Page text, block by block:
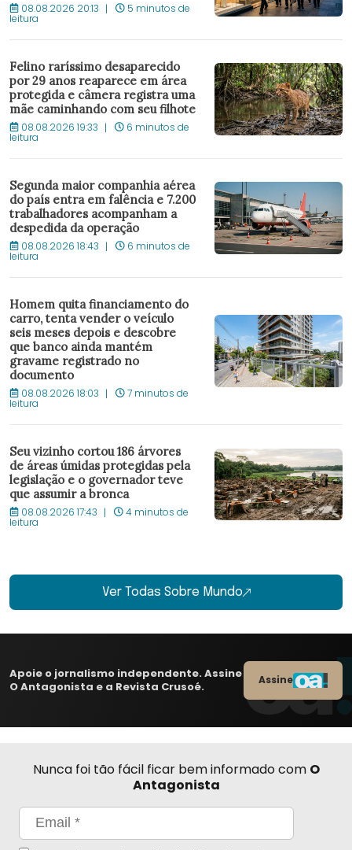
08.08.2026 20:13 5 minutos de
leitura
Felino raríssimo desaparecido
por 29 anos reaparece em área
protegida e câmera registra uma
mãe caminhando com seu filhote
08.08.2026 19:33 6 minutos de
leitura
Segunda maior companhia aérea
do país entra em falência e 7.200
trabalhadores acompanham a
despedida da operação
08.08.2026 18:43 6 minutos de
leitura
Homem quita financiamento do
carro, tenta vender o veículo
seis meses depois e descobre
que banco ainda mantém
gravame registrado no
documento
08.08.2026 18:03 7 minutos de
leitura
Seu vizinho cortou 186 árvores
de áreas úmidas protegidas pela
legislação e o governador teve
que assumir a bronca
08.08.2026 17:43 4 minutos de
leitura
Ver Todas Sobre Mundo
Apoie o jornalismo independente. Assine
O Antagonista e a Revista Crusoé.
Assine
Nunca foi tão fácil ficar bem informado com O
Antagonista